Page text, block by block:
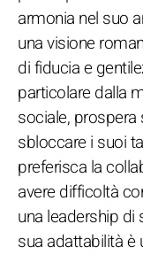
armonia nel suo
una visione
di fiducia e
particolare dalla
sociale,
sbloccare i suoi
preferisca la
avere difficoltà
una leadership di
sua adattabilità è